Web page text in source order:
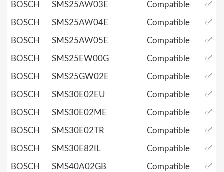
BOSCH SMS25AW03E Compatible ✅
BOSCH SMS25AW04E Compatible ✅
BOSCH SMS25AW05E Compatible ✅
BOSCH SMS25EW00G Compatible ✅
BOSCH SMS25GW02E Compatible ✅
BOSCH SMS30E02EU Compatible ✅
BOSCH SMS30E02ME Compatible ✅
BOSCH SMS30E02TR Compatible ✅
BOSCH SMS30E82IL Compatible ✅
BOSCH SMS40A02GB Compatible ✅